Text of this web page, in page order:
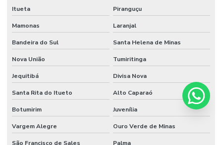
Itueta Piranguçu
Mamonas Laranjal
Bandeira do Sul Santa Helena de Minas
Nova União Tumiritinga
Jequitibá Divisa Nova
Santa Rita do Itueto Alto Caparaó
Botumirim Juvenília
Vargem Alegre Ouro Verde de Minas
São Francisco de Sales Palma